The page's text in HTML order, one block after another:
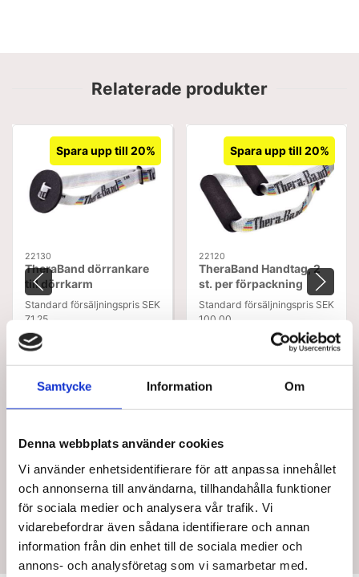
Samtycke Information Om
Denna webbplats använder cookies
Vi använder enhetsidentifierare för att anpassa innehållet
och annonserna till användarna, tillhandahålla funktioner
för sociala medier och analysera vår trafik. Vi
vidarebefordrar även sådana identifierare och annan
information från din enhet till de sociala medier och
annons- och analysföretag som vi samarbetar med.
Relaterade produkter
Spara upp till 20%
22130
TheraBand dörrankare
till dörrkarm
Standard försäljningspris SEK
71,25
Från
SEK 45,60 Exkl. moms
Spara upp till 20%
22120
TheraBand Handtag, 2
st. per förpackning
Standard försäljningspris SEK
100,00
SEK 80,00/ St.
SEK 64,00 Exkl. moms